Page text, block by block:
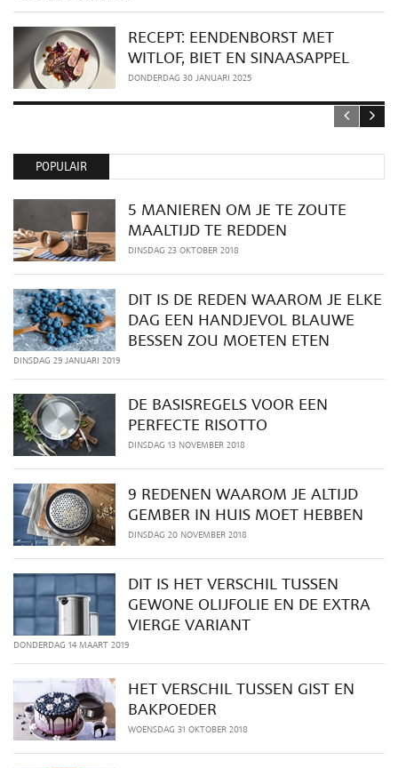
RECEPT: EENDENBORST MET
WITLOF, BIET EN SINAASAPPEL
DONDERDAG 30 JANUARI 2025
POPULAIR
5 MANIEREN OM JE TE ZOUTE
MAALTIJD TE REDDEN
DINSDAG 23 OKTOBER 2018
DIT IS DE REDEN WAAROM JE ELKE
DAG EEN HANDJEVOL BLAUWE
BESSEN ZOU MOETEN ETEN
DINSDAG 29 JANUARI 2019
DE BASISREGELS VOOR EEN
PERFECTE RISOTTO
DINSDAG 13 NOVEMBER 2018
9 REDENEN WAAROM JE ALTIJD
GEMBER IN HUIS MOET HEBBEN
DINSDAG 20 NOVEMBER 2018
DIT IS HET VERSCHIL TUSSEN
GEWONE OLIJFOLIE EN DE EXTRA
VIERGE VARIANT
DONDERDAG 14 MAART 2019
HET VERSCHIL TUSSEN GIST EN
BAKPOEDER
WOENSDAG 31 OKTOBER 2018